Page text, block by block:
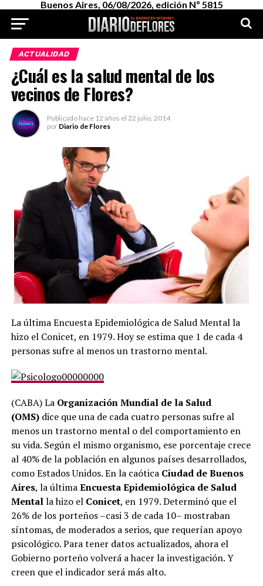
Buenos Aires, 06/08/2026, edición Nº 5815
ACTUALIDAD
¿Cuál es la salud mental de los
vecinos de Flores?
Publicado hace 12 años el 22 julio, 2014
por Diario de Flores
La última Encuesta Epidemiológica de Salud Mental la
hizo el Conicet, en 1979. Hoy se estima que 1 de cada 4
personas sufre al menos un trastorno mental.
(CABA) La Organización Mundial de la Salud
(OMS)dice que una de cada cuatro personas sufre al
menos un trastorno mental o del comportamiento en
su vida. Según el mismo organismo, ese porcentaje crece
al 40% de la población en algunos países desarrollados,
como Estados Unidos. En la caótica Ciudad de Buenos
Aires, la últimaEncuesta Epidemiológica de Salud
Mentalla hizo elConicet, en 1979. Determinó que el
26% de los porteños –casi 3 de cada 10– mostraban
síntomas, de moderados a serios, que requerían apoyo
psicológico. Para tener datos actualizados, ahora el
Gobierno porteño volverá a hacer la investigación. Y
creen que el indicador será más alto.